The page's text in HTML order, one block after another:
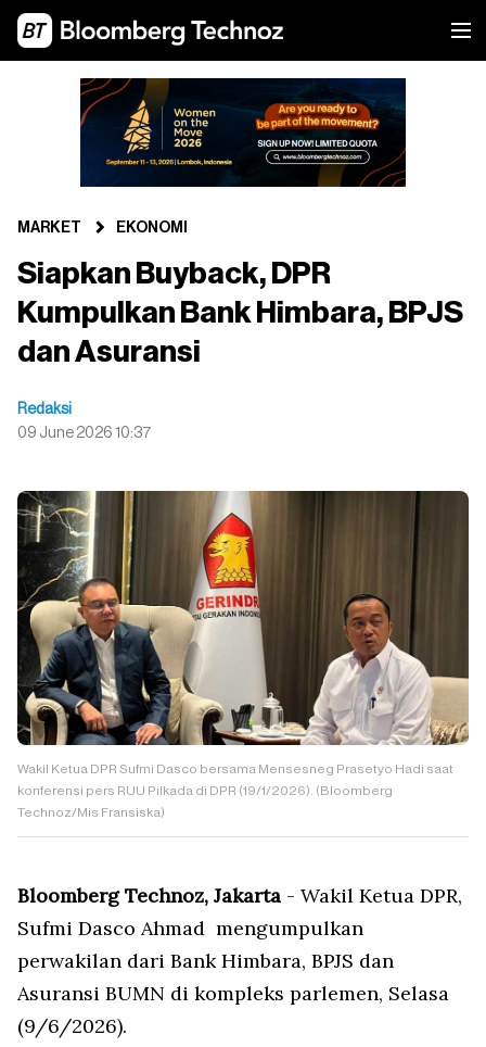
MARKET EKONOMI
Siapkan Buyback, DPR
Kumpulkan Bank Himbara, BPJS
dan Asuransi
Redaksi
09 June 2026 10:37
Wakil Ketua DPR Sufmi Dasco bersama Mensesneg Prasetyo Hadi saat
konferensi pers RUU Pilkada di DPR (19/1/2026). (Bloomberg
Technoz/Mis Fransiska)
Bloomberg Technoz, Jakarta - Wakil Ketua DPR,
Sufmi Dasco Ahmad mengumpulkan
perwakilan dari Bank Himbara, BPJS dan
Asuransi BUMN di kompleks parlemen, Selasa
(9/6/2026).